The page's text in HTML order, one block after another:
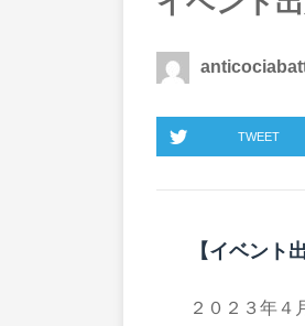
TWEET
【イベント
２０２３年４